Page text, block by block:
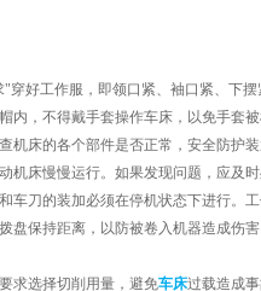
穿好工作服，即领口紧、袖口紧、下
内，不得戴手套操作车床，以免手套
机床的各个部件是否正常，安全防护
机床慢慢运行。如果发现问题，应及
车刀的装加必须在停机状态下进行。
盘保持距离，以防被卷入机器造成伤
求选择切削用量，避免车床过载造成